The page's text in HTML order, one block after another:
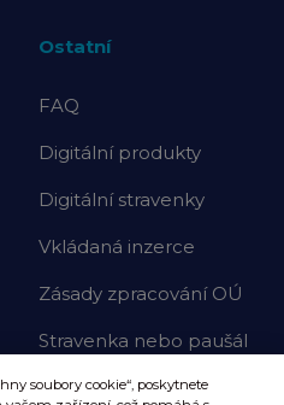
Ostatní
FAQ
Digitální produkty
Digitální stravenky
Vkládaná inzerce
Zásady zpracování OÚ
Stravenka nebo paušál
soubory cookie“, poskytnete